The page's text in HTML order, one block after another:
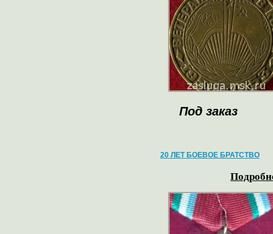
Под заказ
20 ЛЕТ БОЕВОЕ БРАТСТВО